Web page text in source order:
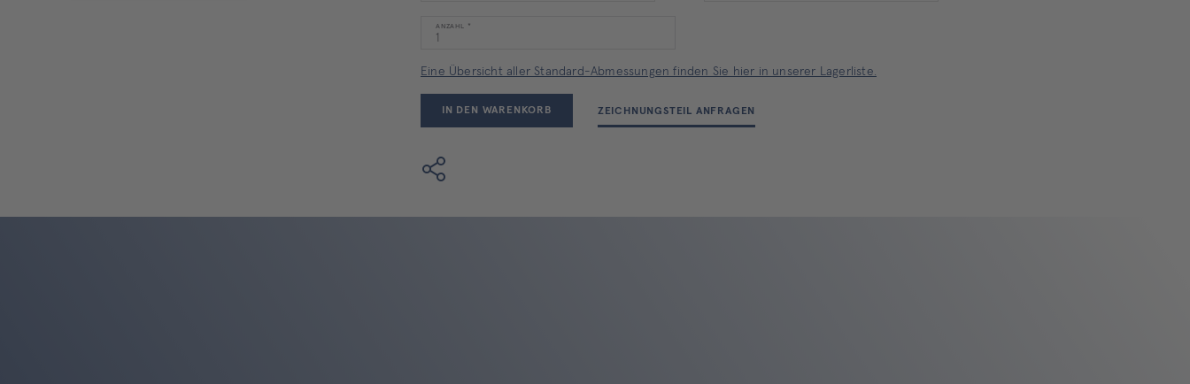
ANZAHL
Eine Übersicht aller Standard-Abmessungen finden Sie hier in unserer Lagerliste.
IN DEN WARENKORB ZEICHNUNGSTEIL ANFRAGEN